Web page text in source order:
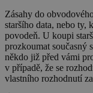
Zásahy do
staršího data, nebo ty,
povodeň. U koupi
prozkoumat současný
někdo již před vámi
v případě, že se
vlastního rozhodnutí